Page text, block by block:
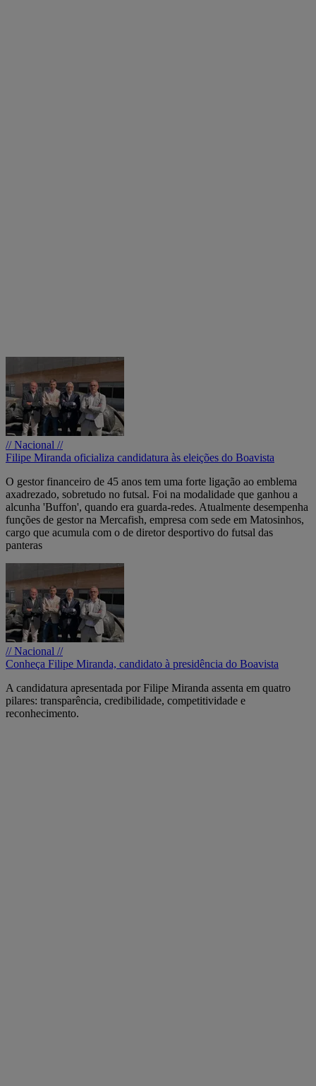
// Nacional //
Filipe Miranda oficializa candidatura às eleições do Boavista
O gestor financeiro de 45 anos tem uma forte ligação ao emblema
axadrezado, sobretudo no futsal. Foi na modalidade que ganhou a
alcunha 'Buffon', quando era guarda-redes. Atualmente desempenha
funções de gestor na Mercafish, empresa com sede em Matosinhos,
cargo que acumula com o de diretor desportivo do futsal das
panteras
// Nacional //
Conheça Filipe Miranda, candidato à presidência do Boavista
A candidatura apresentada por Filipe Miranda assenta em quatro
pilares: transparência, credibilidade, competitividade e
reconhecimento.